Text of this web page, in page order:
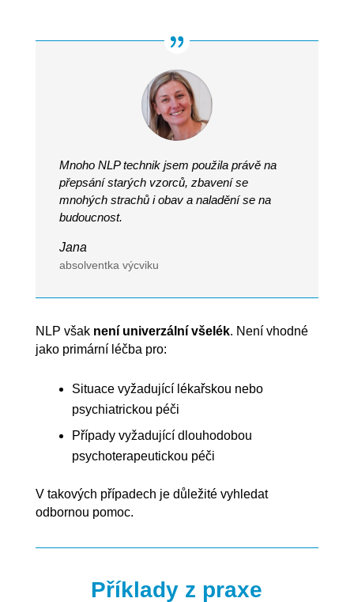
Mnoho NLP technik jsem použila právě na
přepsání starých vzorců, zbavení se
mnohých strachů i obav a naladění se na
budoucnost.
Jana
absolventka výcviku
NLP však není univerzální všelék. Není vhodné
jako primární léčba pro:
Situace vyžadující lékařskou nebo
psychiatrickou péči
Případy vyžadující dlouhodobou
psychoterapeutickou péči
V takových případech je důležité vyhledat
odbornou pomoc.
Příklady z praxe